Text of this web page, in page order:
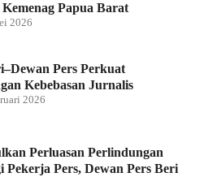
Papua Barat
2026
Pers Perkuat
Kebebasan Jurnalis
2026
Perluasan Perlindungan
Pekerja Pers, Dewan Pers Beri